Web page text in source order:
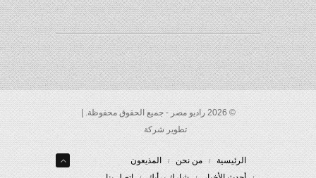
© 2026 راديو مصر - جميع الحقوق محفوظة. |
تطوير شركة
الرئيسية من نحن
المذيعون